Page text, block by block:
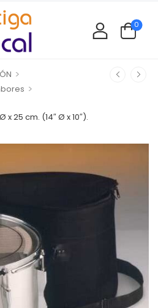
0
>
>
x 25 cm. (14″ Ø x 10″).